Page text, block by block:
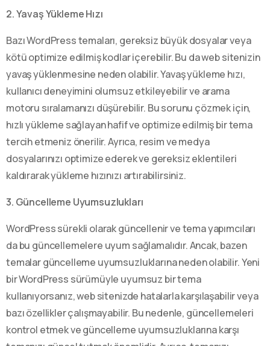
2. Yavaş Yükleme Hızı
Bazı WordPress temaları, gereksiz büyük dosyalar veya
kötü optimize edilmiş kodlar içerebilir. Bu da web sitenizin
yavaş yüklenmesine neden olabilir. Yavaş yükleme hızı,
kullanıcı deneyimini olumsuz etkileyebilir ve arama
motoru sıralamanızı düşürebilir. Bu sorunu çözmek için,
hızlı yükleme sağlayan hafif ve optimize edilmiş bir tema
tercih etmeniz önerilir. Ayrıca, resim ve medya
dosyalarınızı optimize ederek ve gereksiz eklentileri
kaldırarak yükleme hızınızı artırabilirsiniz.
3. Güncelleme Uyumsuzlukları
WordPress sürekli olarak güncellenir ve tema yapımcıları
da bu güncellemelere uyum sağlamalıdır. Ancak, bazen
temalar güncelleme uyumsuzluklarına neden olabilir. Yeni
bir WordPress sürümüyle uyumsuz bir tema
kullanıyorsanız, web sitenizde hatalarla karşılaşabilir veya
bazı özellikler çalışmayabilir. Bu nedenle, güncellemeleri
kontrol etmek ve güncelleme uyumsuzluklarına karşı